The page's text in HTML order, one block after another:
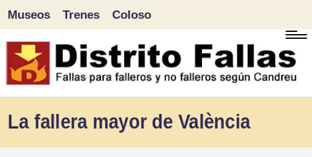
Saltar
al
Museos Trenes Coloso
La fallera mayor de València